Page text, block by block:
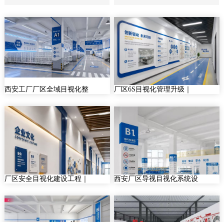
西安工厂厂区全域目视化整 厂区6S目视化管理升级｜
厂区安全目视化建设工程｜ 西安厂区导视目视化系统设